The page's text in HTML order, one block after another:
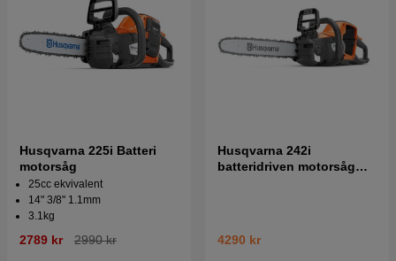
Husqvarna 225i Batteri
motorsåg
25cc ekvivalent
14" 3/8" 1.1mm
3.1kg
2789 kr 2990 kr
Husqvarna 242i
batteridriven motorsåg
4290 kr